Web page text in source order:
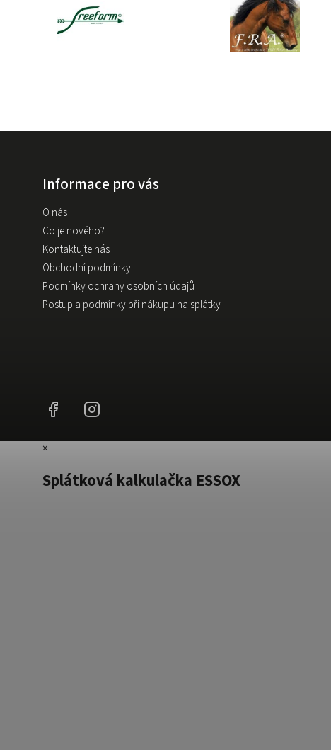
Informace pro vás
O nás
Co je nového?
Kontaktujte nás
Obchodní podmínky
Podmínky ochrany osobních údajů
Postup a podmínky při nákupu na splátky
Facebook
×
Splátková kalkulačka ESSOX